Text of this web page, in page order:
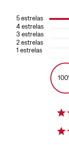
5estrelas
4estrelas
3 estrelas
2estrelas
1 estrelas